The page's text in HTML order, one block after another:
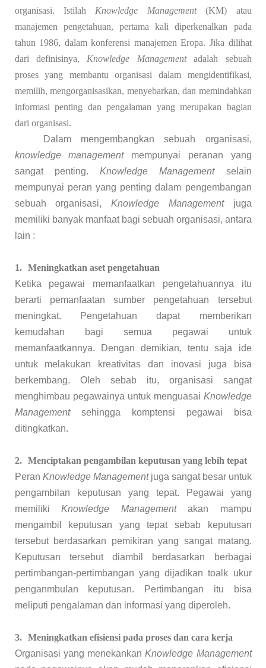
organisasi. Istilah Knowledge Management(KM) atau
manajemen pengetahuan, pertama kali diperkenalkan pada
tahun 1986, dalam konferensi manajemen Eropa. Jika dilihat
dari definisinya, Knowledge Managementadalah sebuah
proses yang membantu organisasi dalam mengidentifikasi,
memilih, mengorganisasikan, menyebarkan, dan memindahkan
informasi penting dan pengalaman yang merupakan bagian
dari organisasi.
Dalam mengembangkan sebuah organisasi,
knowledge managementmempunyai peranan yang
sangat penting. Knowledge Managementselain
mempunyai peran yang penting dalam pengembangan
sebuah organisasi, Knowledge Managementjuga
memiliki banyak manfaat bagi sebuah organisasi, antara
lain :
1.
Meningkatkan aset pengetahuan
Ketika pegawai memanfaatkan pengetahuannya itu
berarti pemanfaatan sumber pengetahuan tersebut
meningkat. Pengetahuan dapat memberikan
kemudahan bagi semua pegawai untuk
memanfaatkannya. Dengan demikian, tentu saja ide
untuk melakukan kreativitas dan inovasi juga bisa
berkembang. Oleh sebab itu, organisasi sangat
menghimbau pegawainya untuk menguasai Knowledge
Managementsehingga komptensi pegawai bisa
ditingkatkan.
2.
Menciptakan pengambilan keputusan yang lebih tepat
Peran Knowledge Managementjuga sangat besar untuk
pengambilan keputusan yang tepat. Pegawai yang
memiliki Knowledge Managementakan mampu
mengambil keputusan yang tepat sebab keputusan
tersebut berdasarkan pemikiran yang sangat matang.
Keputusan tersebut diambil berdasarkan berbagai
pertimbangan-pertimbangan yang dijadikan toalk ukur
penganmbulan keputusan. Pertimbangan itu bisa
meliputi pengalaman dan informasi yang diperoleh.
3.
Meningkatkan efisiensi pada proses dan cara kerja
Organisasi yang menekankanKnowledge Management